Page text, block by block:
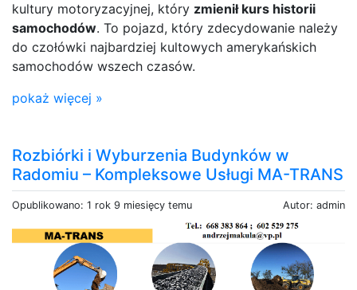
kultury motoryzacyjnej, który zmienił kurs historii
samochodów. To pojazd, który zdecydowanie należy
do czołówki najbardziej kultowych amerykańskich
samochodów wszech czasów.
pokaż więcej »
Rozbiórki i Wyburzenia Budynków w
Radomiu – Kompleksowe Usługi MA-TRANS
Opublikowano: 1 rok 9 miesięcy temu Autor: admin